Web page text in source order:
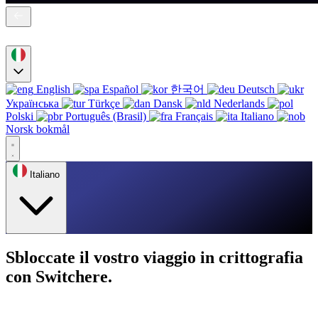
English Español 한국어
Deutsch
Українська
Türkçe Dansk
Nederlands
Polski
Português (Brasil) Français
Italiano
Norsk bokmål
Italiano
Sbloccate il vostro viaggio in crittografia
con Switchere.